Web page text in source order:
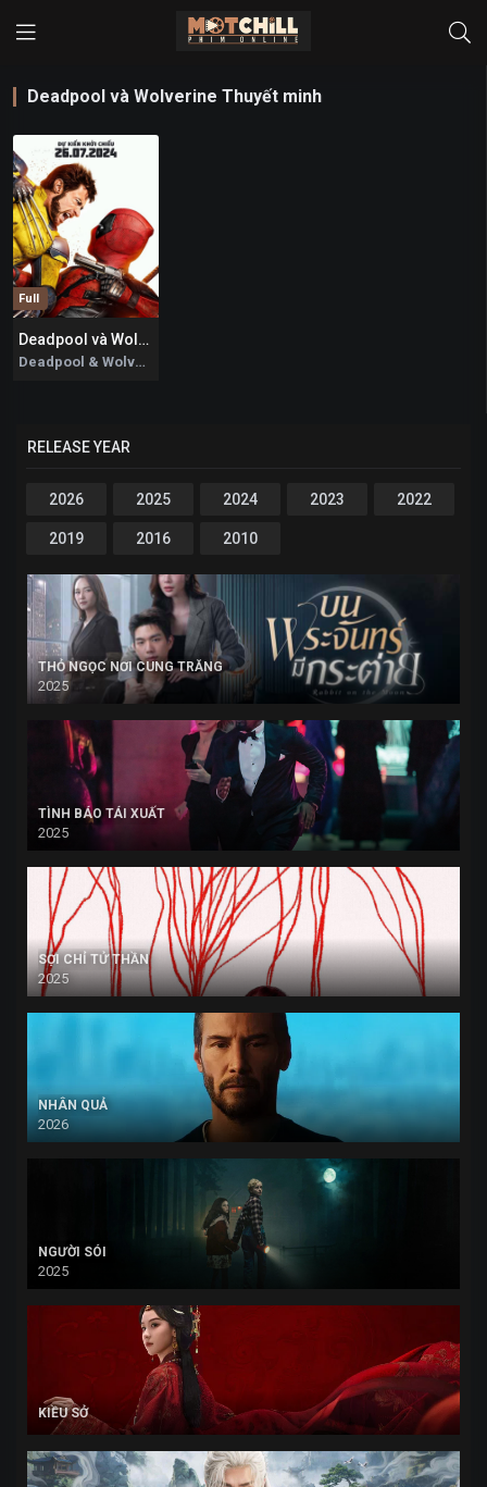
Deadpool và Wolverine Thuyết minh
Full
9.7
Deadpool và Wolverine
Deadpool & Wolverine 2024
RELEASE YEAR
2026 2025 2024 2023 2022
2019 2016 2010
THỎ NGỌC NƠI CUNG TRĂNG
2025
TÌNH BÁO TÁI XUẤT
2025
SỢI CHỈ TỬ THẦN
2025
NHÂN QUẢ
2026
NGƯỜI SÓI
2025
KIỀU SỞ